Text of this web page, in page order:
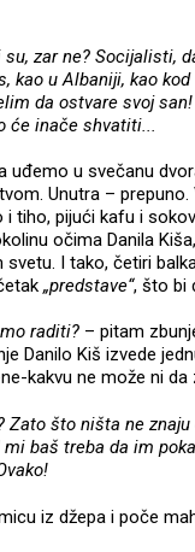
zar ne? Socijalisti,
kao u Albaniji, kao
da ostvare svoj
će inače shvatiti...
uđemo u svečanu
Unutra –
tiho, pijući kafu i
očima Danila
I tako, četiri
„predstave“, što bi
raditi? – pitam
Danilo Kiš izvede
kakvu ne može ni
Zato što ništa ne
baš treba da im
iz džepa i poče